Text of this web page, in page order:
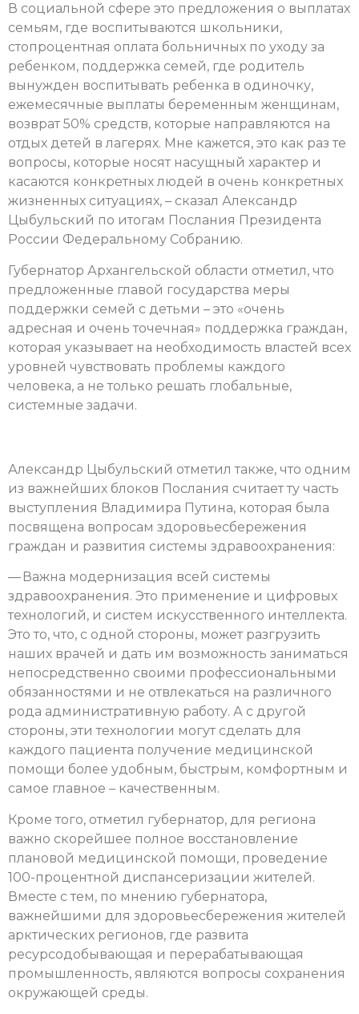
В социальной сфере это предложения о выплатах
семьям, где воспитываются школьники,
стопроцентная оплата больничных по уходу за
ребенком, поддержка семей, где родитель
вынужден воспитывать ребенка в одиночку,
ежемесячные выплаты беременным женщинам,
возврат 50% средств, которые направляются на
отдых детей в лагерях. Мне кажется, это как раз те
вопросы, которые носят насущный характер и
касаются конкретных людей в очень конкретных
жизненных ситуациях, – сказал Александр
Цыбульский по итогам Послания Президента
России Федеральному Собранию.
Губернатор Архангельской области отметил, что
предложенные главой государства меры
поддержки семей с детьми – это «очень
адресная и очень точечная» поддержка граждан,
которая указывает на необходимость властей всех
уровней чувствовать проблемы каждого
человека, а не только решать глобальные,
системные задачи.
Александр Цыбульский отметил также, что одним
из важнейших блоков Послания считает ту часть
выступления Владимира Путина, которая была
посвящена вопросам здоровьесбережения
граждан и развития системы здравоохранения:
— Важна модернизация всей системы
здравоохранения. Это применение и цифровых
технологий, и систем искусственного интеллекта.
Это то, что, с одной стороны, может разгрузить
наших врачей и дать им возможность заниматься
непосредственно своими профессиональными
обязанностями и не отвлекаться на различного
рода административную работу. А с другой
стороны, эти технологии могут сделать для
каждого пациента получение медицинской
помощи более удобным, быстрым, комфортным и
самое главное – качественным.
Кроме того, отметил губернатор, для региона
важно скорейшее полное восстановление
плановой медицинской помощи, проведение
100-процентной диспансеризации жителей.
Вместе с тем, по мнению губернатора,
важнейшими для здоровьесбережения жителей
арктических регионов, где развита
ресурсодобывающая и перерабатывающая
промышленность, являются вопросы сохранения
окружающей среды.